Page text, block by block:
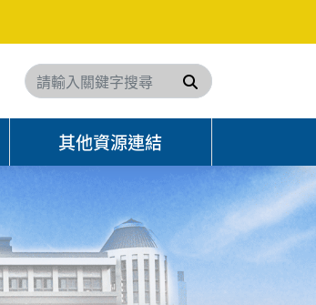
搜尋
其他資源連結